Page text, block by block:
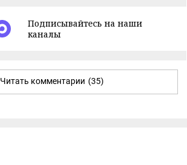
Подписывайтесь на наши
каналы
Читать комментарии (35)